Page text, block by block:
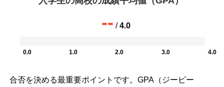
-- /4.0
0.0 1.0 2.0 3.0 4.0
合否を決める最重要ポイントです。GPA（ジーピー